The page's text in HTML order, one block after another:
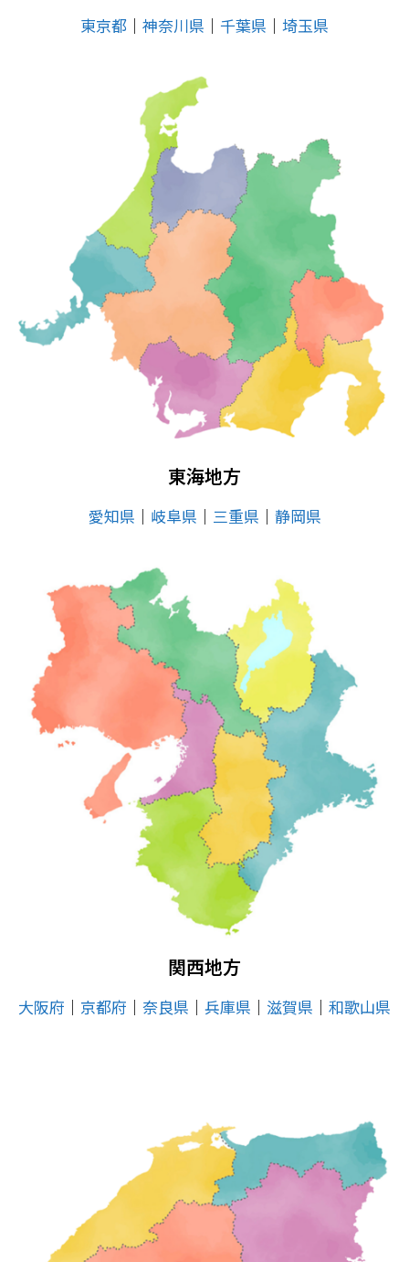
東京都 │ 神奈川県 │ 千葉県 │ 埼玉県
東海地方
愛知県 │ 岐阜県 │ 三重県 │ 静岡県
関西地方
大阪府 │ 京都府 │ 奈良県 │ 兵庫県 │ 滋賀県 │ 和歌山県